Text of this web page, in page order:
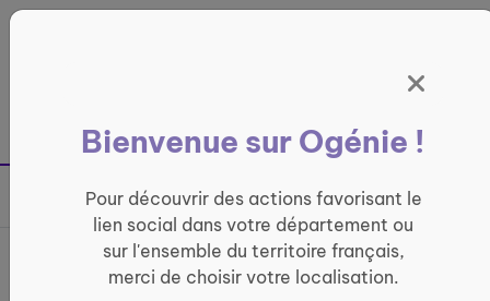
France entière
Bienvenue sur Ogénie !
Pour découvrir des actions favorisant le
lien social dans votre département ou
sur l'ensemble du territoire français,
merci de choisir votre localisation.
Partager sur
Découvrez la bibliothèque
Panneau de gestion des cookies